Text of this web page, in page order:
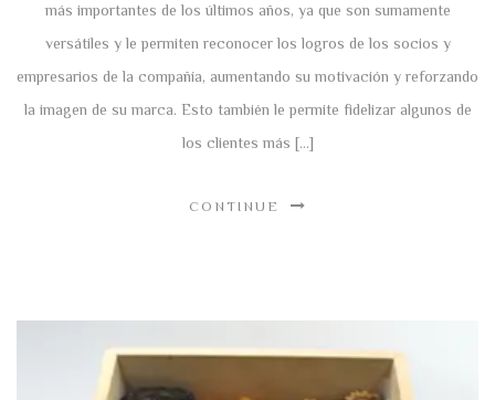
más importantes de los últimos años, ya que son sumamente
versátiles y le permiten reconocer los logros de los socios y
empresarios de la compañía, aumentando su motivación y reforzando
la imagen de su marca. Esto también le permite fidelizar algunos de
los clientes más […]
CONTINUE